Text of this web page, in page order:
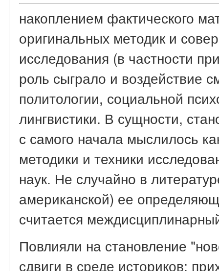
накоплением фактического
оригинальных методик и
исследования (в частности
роль сыграло и воздействие
политологии, социальной
лингвистики. В сущности,
с самого начала мыслилось
методики и техники
наук. Не случайно в
американской) ее
считается
Повлияли на становление
сдвиги в среде историков: